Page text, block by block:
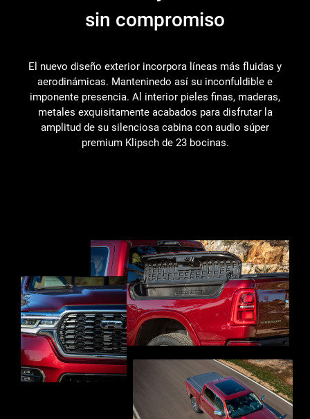
sin compromiso
El nuevo diseño exterior incorpora líneas más fluidas y
aerodinámicas. Manteninedo así su inconfuldible e
imponente presencia. Al interior pieles finas, maderas,
metales exquisitamente acabados para disfrutar la
amplitud de su silenciosa cabina con audio súper
premium Klipsch de 23 bocinas.